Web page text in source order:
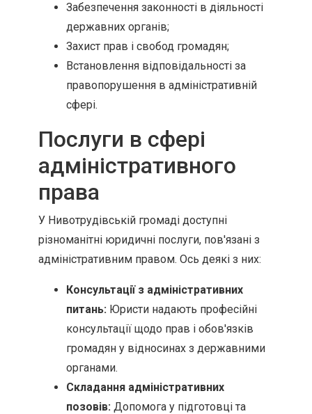
Забезпечення законності в діяльності
державних органів;
Захист прав і свобод громадян;
Встановлення відповідальності за
правопорушення в адміністративній
сфері.
Послуги в сфері
адміністративного
права
У Нивотрудівській громаді доступні
різноманітні юридичні послуги, пов'язані з
адміністративним правом. Ось деякі з них:
Консультації з адміністративних
питань: Юристи надають професійні
консультації щодо прав і обов'язків
громадян у відносинах з державними
органами.
Складання адміністративних
позовів: Допомога у підготовці та